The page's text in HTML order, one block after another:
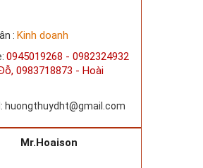
: Kinh doanh
0945019268 - 0982324932
0983718873 - Hoài
huongthuydht@gmail.com
Mr.Hoaison